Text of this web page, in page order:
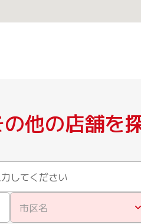
他の店舗を
市区名